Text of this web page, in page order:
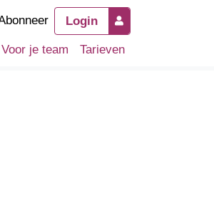
Login
Voor je team Tarieven